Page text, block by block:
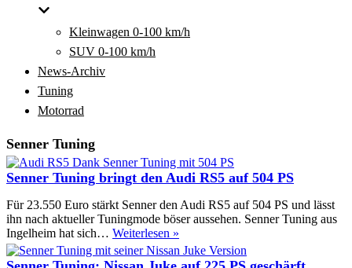
Kleinwagen 0-100 km/h
SUV 0-100 km/h
News-Archiv
Tuning
Motorrad
Senner Tuning
Senner Tuning bringt den Audi RS5 auf 504 PS
Für 23.550 Euro stärkt Senner den Audi RS5 auf 504 PS und lässt
ihn nach aktueller Tuningmode böser aussehen. Senner Tuning aus
Ingelheim hat sich… Weiterlesen »
Tuning
bringt